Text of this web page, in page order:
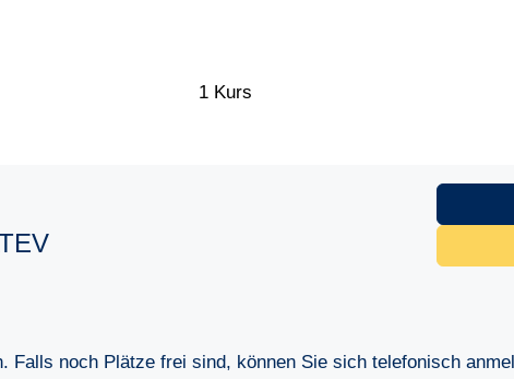
1 Kurs
Falls noch Plätze frei sind, können Sie sich telefonisch